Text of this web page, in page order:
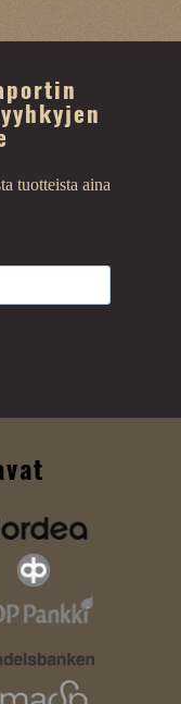
tuotteista aina